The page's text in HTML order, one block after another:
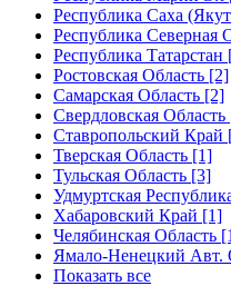
Республика Саха
Республика Северная
Республика Татарстан
Ростовская Область [2]
Самарская Область [2]
Свердловская Область
Ставропольский Край
Тверская Область [1]
Тульская Область [3]
Удмуртская
Хабаровский Край [1]
Челябинская Область
Ямало-Ненецкий Авт.
Показать все